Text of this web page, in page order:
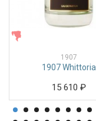
1907
1907 Whittoria
15 610 ₽